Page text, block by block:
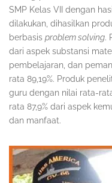
SMP Kelas VII dengan
dilakukan, dihasilkan
berbasis problem solving.
dari aspek substansi
pembelajaran, dan
rata 89,19%. Produk
guru dengan nilai rata-
rata 87,9% dari aspek
dan manfaat.